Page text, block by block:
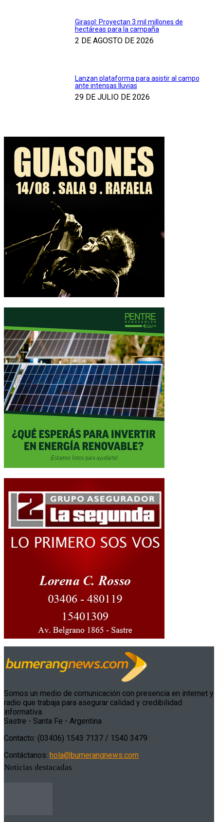
Girasol: Proyectan 3 mil millones de
hectáreas para la campaña
2 DE AGOSTO DE 2026
Lanzan plataforma para asistir al campo
ante intensas lluvias
29 DE JULIO DE 2026
Somos un medio de comunicación con presencia en internet y
radio que trabaja para asegurar calidad y credibilidad
informativa.
Sastre - Santa Fe - Argentina
Contacto: (03406) 1543 7137 / 1540 3479
Contáctanos: hola@bumerangnews.com
Noticias destacadas